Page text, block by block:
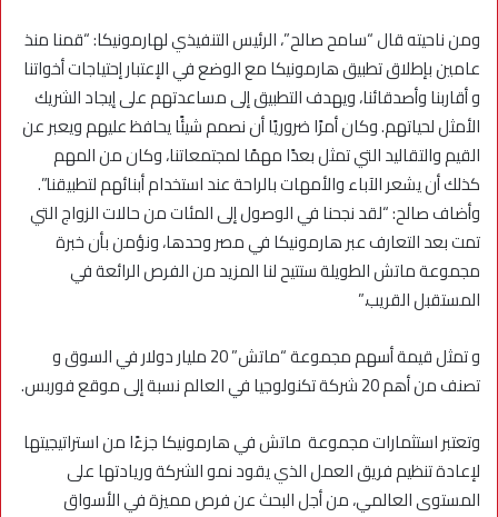
ومن ناحيته قال “سامح صالح”، الرئيس التنفيذي لهارمونيكا: “قمنا منذ
عامين بإطلاق تطبيق هارمونيكا مع الوضع في الإعتبار إحتياجات أخواتنا
و أقاربنا وأصدقائنا، ويهدف التطبيق إلى مساعدتهم على إيجاد الشريك
الأمثل لحياتهم. وكان أمرًا ضروريًا أن نصمم شيئًا يحافظ عليهم ويعبر عن
القيم والتقاليد التي تمثل بعدًا مهمًا لمجتمعاتنا، وكان من المهم
كذلك أن يشعر الآباء والأمهات بالراحة عند استخدام أبنائهم لتطبيقنا”.
وأضاف صالح: “لقد نجحنا في الوصول إلى المئات من حالات الزواج التي
تمت بعد التعارف عبر هارمونيكا في مصر وحدها، ونؤمن بأن خبرة
مجموعة ماتش الطويلة ستتيح لنا المزيد من الفرص الرائعة في
المستقبل القريب.”
و تمثل قيمة أسهم مجموعة “ماتش” 20 مليار دولار في السوق و
تصنف من أهم 20 شركة تكنولوجيا في العالم نسبة إلى موقع فوربس.
وتعتبر استثمارات مجموعة ماتش في هارمونيكا جزءًا من استراتيجيتها
لإعادة تنظيم فريق العمل الذي يقود نمو الشركة وريادتها على
المستوى العالمي، من أجل البحث عن فرص مميزة في الأسواق